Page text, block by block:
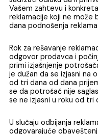
Po prijemu
ćemo Vas
broj pod kojim je ona
reklamacija. Najkasnije
prijema reklamacije,
odgovorićemo Vam na
sadržati odluku da li
Vašem zahtevu i
reklamacije koji ne